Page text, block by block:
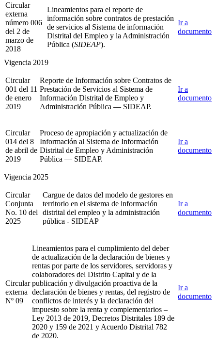
Circular
externa
número 006
del 2 de
marzo de
2018
Lineamientos para el reporte de
información sobre contratos de prestación
de servicios al Sistema de información
Distrital del Empleo y la Administración
Pública (SIDEAP).
Ir a
documento
Vigencia 2019
Circular
001 del 11
de enero
2019
Reporte de Información sobre Contratos de
Prestación de Servicios al Sistema de
Información Distrital de Empleo y
Administración Pública — SIDEAP.
Ir a
documento
Circular
014 del 8
de abril de
2019
Proceso de apropiación y actualización de
Información al Sistema de Información
Distrital de Empleo y Administración
Pública — SIDEAP.
Ir a
documento
Vigencia 2025
Circular
Conjunta
No. 10 del
2025
Cargue de datos del modelo de gestores en
territorio en el sistema de información
distrital del empleo y la administración
pública - SIDEAP
Ir a
documento
Circular
externa
Nº 09
Lineamientos para el cumplimiento del deber
de actualización de la declaración de bienes y
rentas por parte de los servidores, servidoras y
colaboradores del Distrito Capital y de la
publicación y divulgación proactiva de la
declaración de bienes y rentas, del registro de
conflictos de interés y la declaración del
impuesto sobre la renta y complementarios –
Ley 2013 de 2019, Decretos Distritales 189 de
2020 y 159 de 2021 y Acuerdo Distrital 782
de 2020.
Ir a
documento